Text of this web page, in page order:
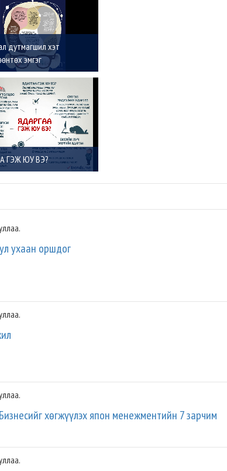
дутмагшил хэт
эмгэг
ГЭЖ ЮУ ВЭ?
ухаан оршдог
хөгжүүлэх япон менежментийн 7 зарчим